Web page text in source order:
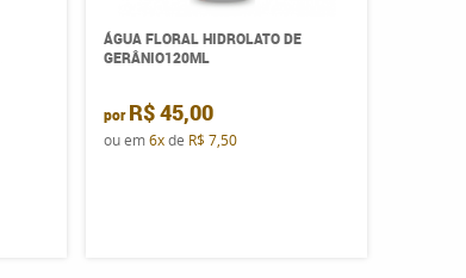
ÁGUA FLORAL HIDROLATO DE
GERÂNIO120ML
por R$ 45,00
ou em6xde R$ 7,50